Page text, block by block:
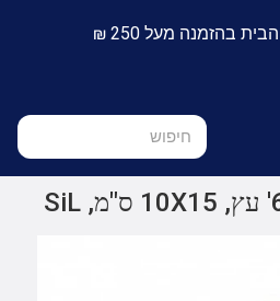
בהזמנה מעל 250 ₪